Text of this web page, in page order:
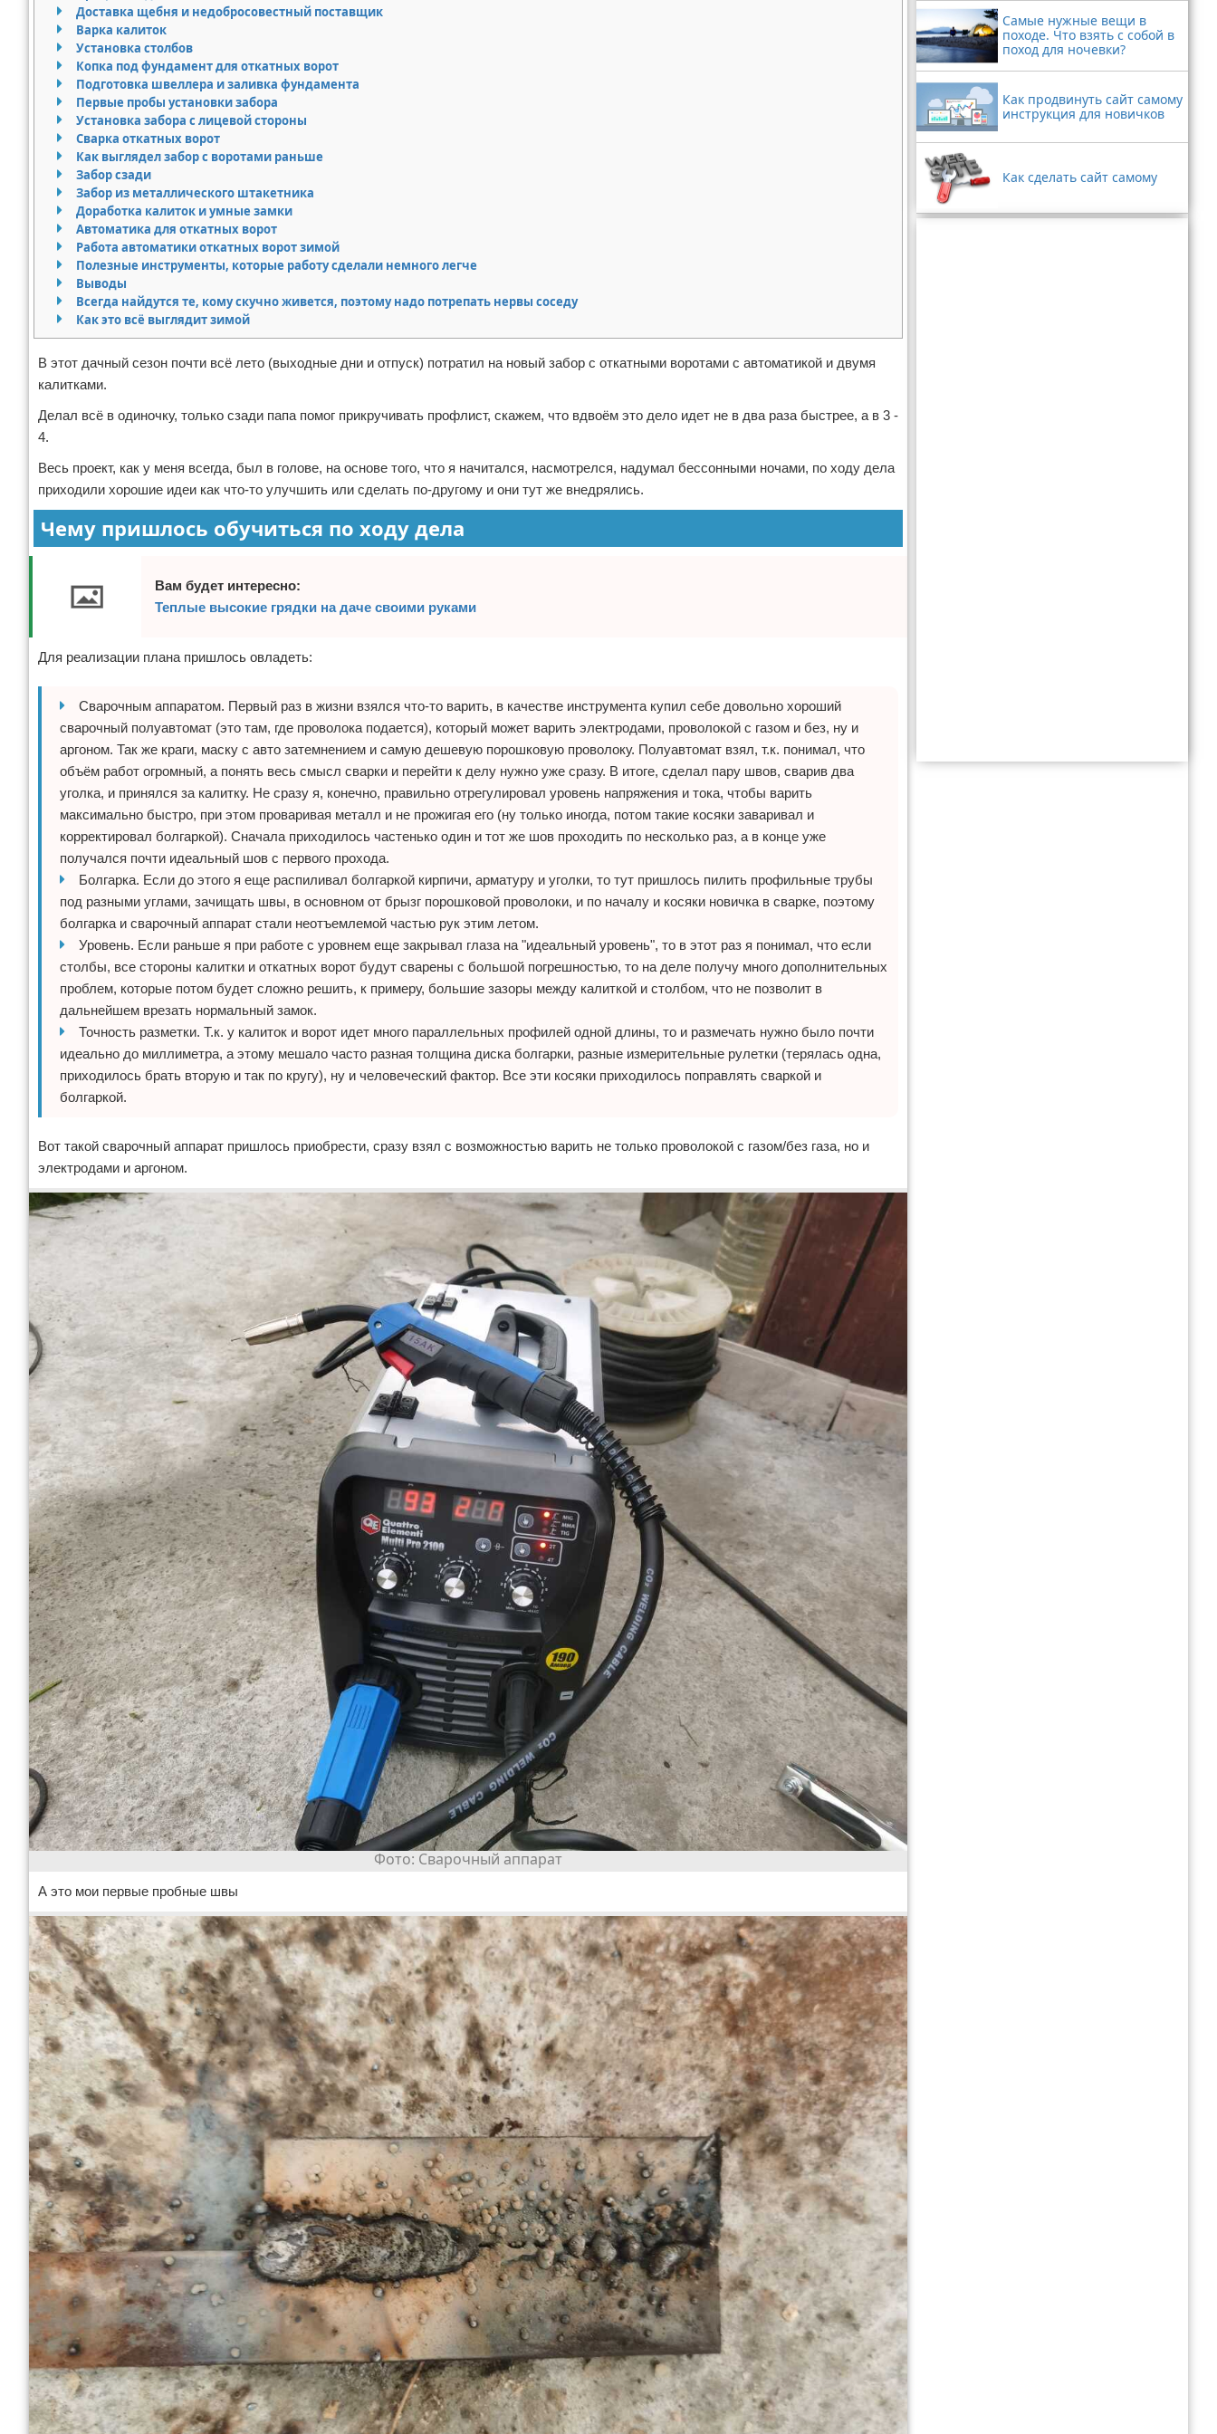
Доставка щебня и недобросовестный поставщик
Варка калиток
Установка столбов
Копка под фундамент для откатных ворот
Подготовка швеллера и заливка фундамента
Первые пробы установки забора
Установка забора с лицевой стороны
Сварка откатных ворот
Как выглядел забор с воротами раньше
Забор сзади
Забор из металлического штакетника
Доработка калиток и умные замки
Автоматика для откатных ворот
Работа автоматики откатных ворот зимой
Полезные инструменты, которые работу сделали немного легче
Выводы
Всегда найдутся те, кому скучно живется, поэтому надо потрепать нервы соседу
Как это всё выглядит зимой
В этот дачный сезон почти всё лето (выходные дни и отпуск) потратил на новый забор с откатными воротами с автоматикой и двумя
калитками.
Делал всё в одиночку, только сзади папа помог прикручивать профлист, скажем, что вдвоём это дело идет не в два раза быстрее, а в 3 -
4.
Весь проект, как у меня всегда, был в голове, на основе того, что я начитался, насмотрелся, надумал бессонными ночами, по ходу дела
приходили хорошие идеи как что-то улучшить или сделать по-другому и они тут же внедрялись.
Чему пришлось обучиться по ходу дела
Вам будет интересно:
Теплые высокие грядки на даче своими руками
Для реализации плана пришлось овладеть:
Сварочным аппаратом. Первый раз в жизни взялся что-то варить, в качестве инструмента купил себе довольно хороший
сварочный полуавтомат (это там, где проволока подается), который может варить электродами, проволокой с газом и без, ну и
аргоном. Так же краги, маску с авто затемнением и самую дешевую порошковую проволоку. Полуавтомат взял, т.к. понимал, что
объём работ огромный, а понять весь смысл сварки и перейти к делу нужно уже сразу. В итоге, сделал пару швов, сварив два
уголка, и принялся за калитку. Не сразу я, конечно, правильно отрегулировал уровень напряжения и тока, чтобы варить
максимально быстро, при этом проваривая металл и не прожигая его (ну только иногда, потом такие косяки заваривал и
корректировал болгаркой). Сначала приходилось частенько один и тот же шов проходить по несколько раз, а в конце уже
получался почти идеальный шов с первого прохода.
Болгарка. Если до этого я еще распиливал болгаркой кирпичи, арматуру и уголки, то тут пришлось пилить профильные трубы
под разными углами, зачищать швы, в основном от брызг порошковой проволоки, и по началу и косяки новичка в сварке, поэтому
болгарка и сварочный аппарат стали неотъемлемой частью рук этим летом.
Уровень. Если раньше я при работе с уровнем еще закрывал глаза на "идеальный уровень", то в этот раз я понимал, что если
столбы, все стороны калитки и откатных ворот будут сварены с большой погрешностью, то на деле получу много дополнительных
проблем, которые потом будет сложно решить, к примеру, большие зазоры между калиткой и столбом, что не позволит в
дальнейшем врезать нормальный замок.
Точность разметки. Т.к. у калиток и ворот идет много параллельных профилей одной длины, то и размечать нужно было почти
идеально до миллиметра, а этому мешало часто разная толщина диска болгарки, разные измерительные рулетки (терялась одна,
приходилось брать вторую и так по кругу), ну и человеческий фактор. Все эти косяки приходилось поправлять сваркой и
болгаркой.
Вот такой сварочный аппарат пришлось приобрести, сразу взял с возможностью варить не только проволокой с газом/без газа, но и
электродами и аргоном.
Сварочный аппарат
А это мои первые пробные швы
Самые нужные вещи в
походе. Что взять с собой в
поход для ночевки?
Как продвинуть сайт самому
инструкция для новичков
Как сделать сайт самому